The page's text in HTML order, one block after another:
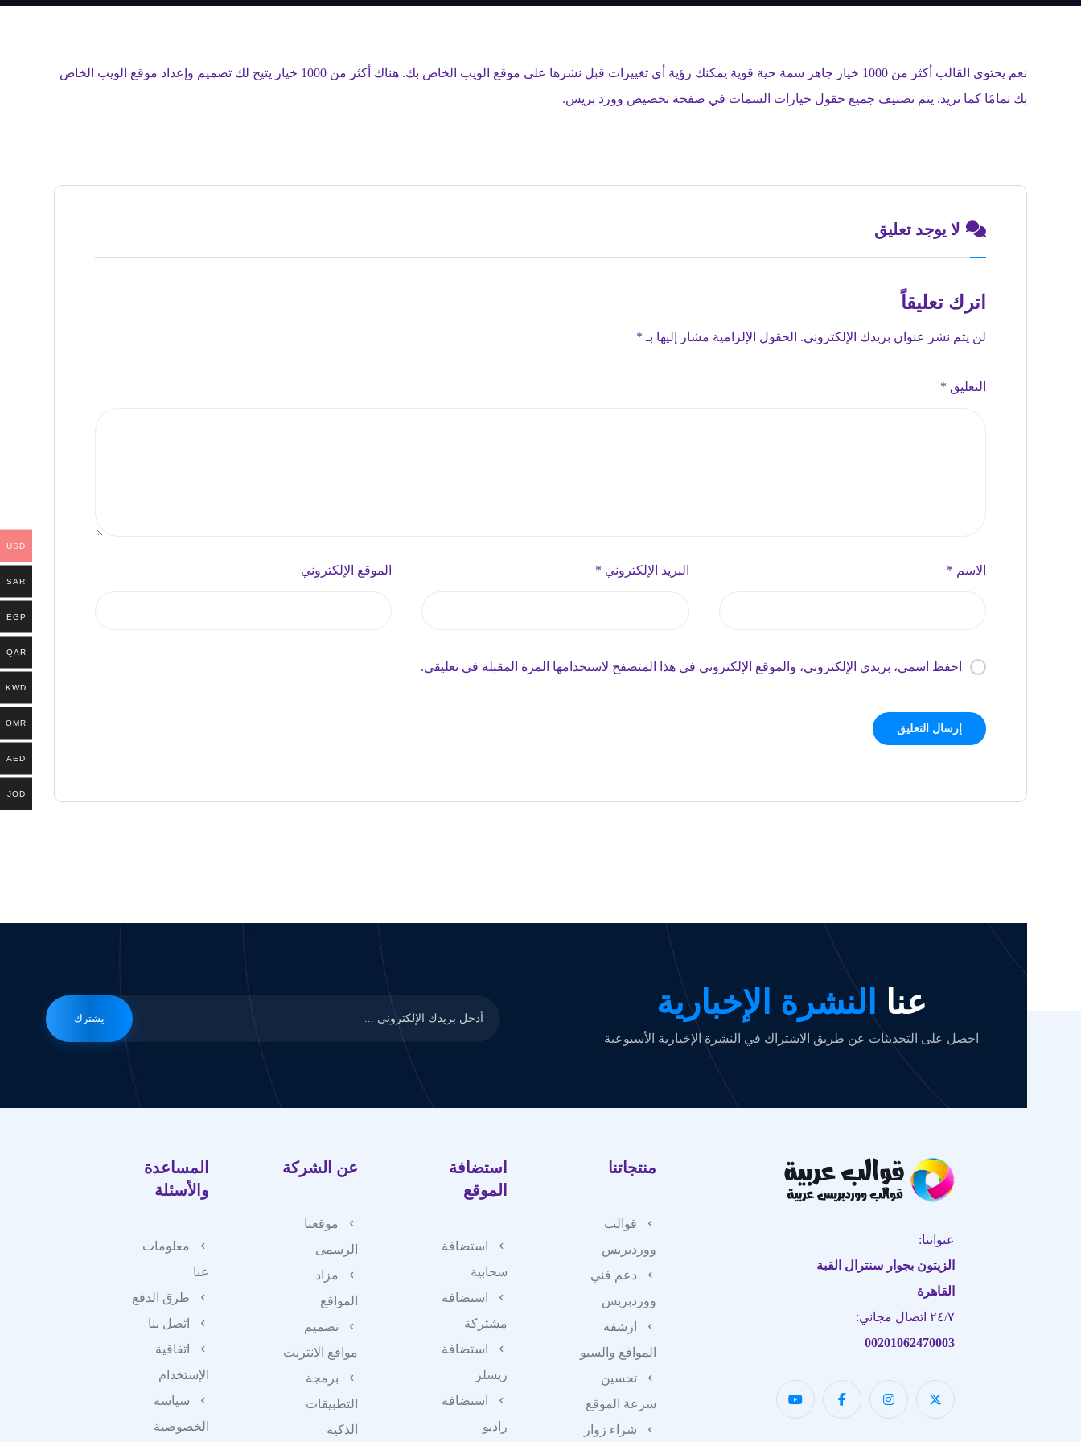
نعم يحتوى القالب أكثر من 1000 خيار جاهز سمة حية قوية يمكنك رؤية أي تغييرات قبل نشرها على موقع الويب الخاص بك. هناك أكثر من 1000 خيار يتيح لك تصميم وإعداد موقع الويب الخاص
بك تمامًا كما تريد. يتم تصنيف جميع حقول خيارات السمات في صفحة تخصيص وورد بريس.
لا يوجد تعليق
اترك تعليقاً
لن يتم نشر عنوان بريدك الإلكتروني. الحقول الإلزامية مشار إليها بـ *
التعليق *
الاسم * البريد الإلكتروني * الموقع الإلكتروني
احفظ اسمي، بريدي الإلكتروني، والموقع الإلكتروني في هذا المتصفح لاستخدامها المرة المقبلة في تعليقي.
عنا النشرة الإخبارية
احصل على التحديثات عن طريق الاشتراك في النشرة الإخبارية الأسبوعية
يشترك
عنواننا:
الزيتون بجوار سنترال القبة
القاهرة
٢٤/٧ اتصال مجاني:
00201062470003
منتجاتنا
قوالب
ووردبريس
دعم فني
ووردبريس
ارشفة
المواقع والسيو
تحسين
سرعة الموقع
شراء زوار
استضافة
الموقع
استضافة
سحابية
استضافة
مشتركة
استضافة
ريسلر
استضافة
راديو
عن الشركة
موقعنا
الرسمى
مزاد
المواقع
تصميم
مواقع الانترنت
برمجة
التطبيقات
الذكية
المساعدة
والأسئلة
معلومات
عنا
طرق الدفع
اتصل بنا
اتفاقية
الإستخدام
سياسة
الخصوصية
USD
SAR
EGP
QAR
KWD
OMR
AED
JOD